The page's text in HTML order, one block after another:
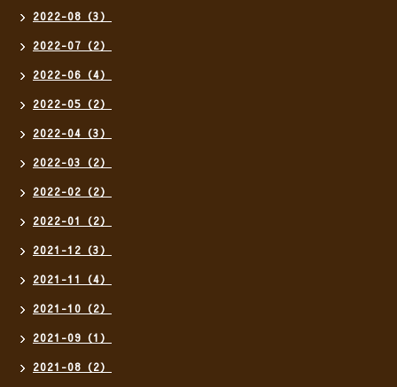
2022-08（3）
2022-07（2）
2022-06（4）
2022-05（2）
2022-04（3）
2022-03（2）
2022-02（2）
2022-01（2）
2021-12（3）
2021-11（4）
2021-10（2）
2021-09（1）
2021-08（2）